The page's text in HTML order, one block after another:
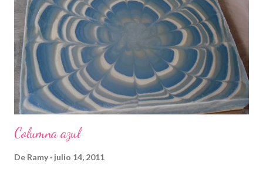
Columna azul
De Ramy julio 14, 2011